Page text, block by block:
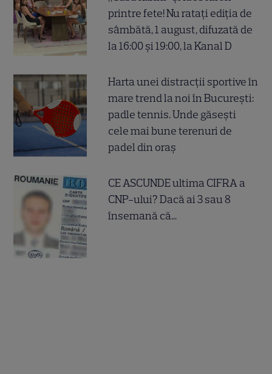
printre fete! Nu ratați ediția de
sâmbătă, 1 august, difuzată de
la 16:00 și 19:00, la Kanal D
Harta unei distracții sportive în
mare trend la noi în București:
padle tennis. Unde găsești
cele mai bune terenuri de
padel din oraș
CE ASCUNDE ultima CIFRA a
CNP-ului? Dacă ai 3 sau 8
însemană că...